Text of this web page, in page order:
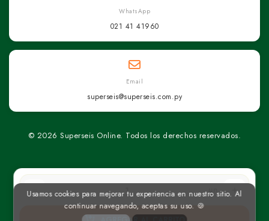
un
WhatsApp
021 41 41960
Email
superseis@superseis.com.py
© 2026 Superseis Online. Todos los derechos reservados.
Usamos cookies para mejorar tu experiencia en nuestro sitio. Al
continuar navegando, aceptas su uso. 🍪